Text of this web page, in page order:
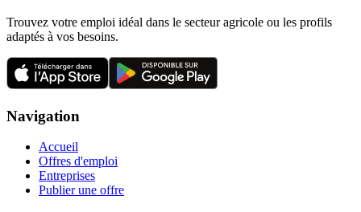
Trouvez votre emploi idéal dans le secteur agricole ou les profils
adaptés à vos besoins.
Navigation
Accueil
Offres d'emploi
Entreprises
Publier une offre